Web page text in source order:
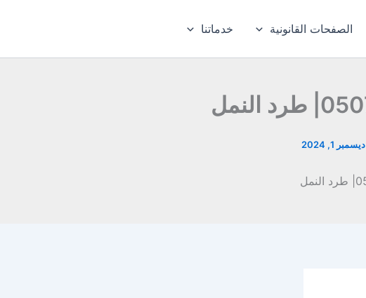
الصفحات القانونية خدماتنا
ديسمبر 1, 2024